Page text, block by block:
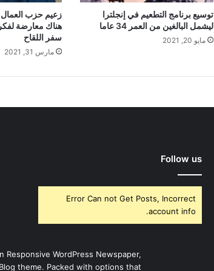
توسيع برنامج التطعيم في إنجلترا
ليشمل البالغين من العمر 34 عاما
مايو 20, 2021
زعيم حزب
هناك معارضة
سفر اللقاح
مارس 31, 2021
Follow us
Error Can not Get Posts, Incorrect
account info.
Responsive WordPress Newspaper,
theme. Packed with options that